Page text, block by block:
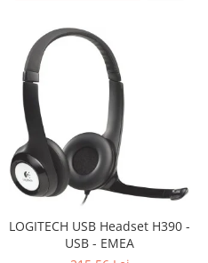
Televizoare & accesorii
Multiboard & Accessorii
Multimedia
Foto & Video
Cloud si Aplicatii SaaS
Sisteme Videoconferinta
Securitate Date
LOGITECH USB Headset H390 -
USB - EMEA